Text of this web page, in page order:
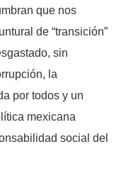
que nos
de “transición”
sin
la
por todos y un
mexicana
social del